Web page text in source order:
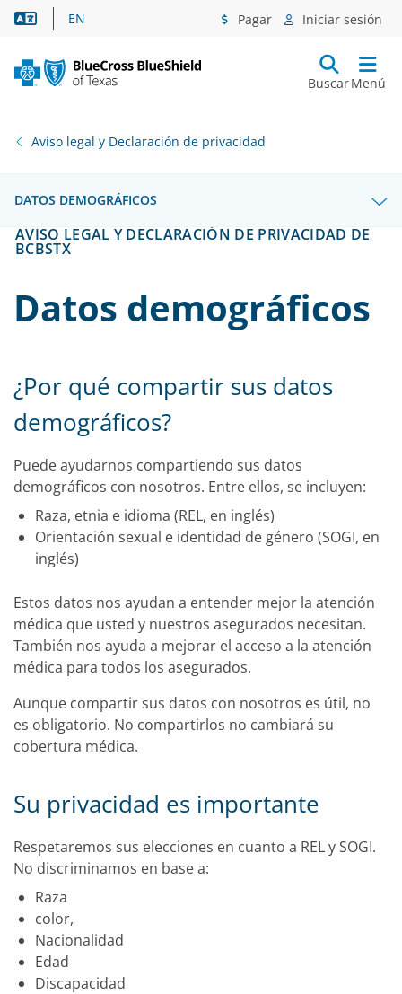
Asistencia lingüística
EN Pagar Iniciar sesión
BuscarMenú
Aviso legal y Declaración de privacidad
DATOS DEMOGRÁFICOS
AVISO LEGAL Y DECLARACIÓN DE PRIVACIDAD DE
BCBSTX
Datos demográficos
¿Por qué compartir sus datos
demográficos?
Puede ayudarnos compartiendo sus datos
demográficos con nosotros. Entre ellos, se incluyen:
Raza, etnia e idioma (REL, en inglés)
Orientación sexual e identidad de género (SOGI, en
inglés)
Estos datos nos ayudan a entender mejor la atención
médica que usted y nuestros asegurados necesitan.
También nos ayuda a mejorar el acceso a la atención
médica para todos los asegurados.
Aunque compartir sus datos con nosotros es útil, no
es obligatorio. No compartirlos no cambiará su
cobertura médica.
Su privacidad es importante
Respetaremos sus elecciones en cuanto a REL y SOGI.
No discriminamos en base a:
Raza
color,
Nacionalidad
Edad
Discapacidad